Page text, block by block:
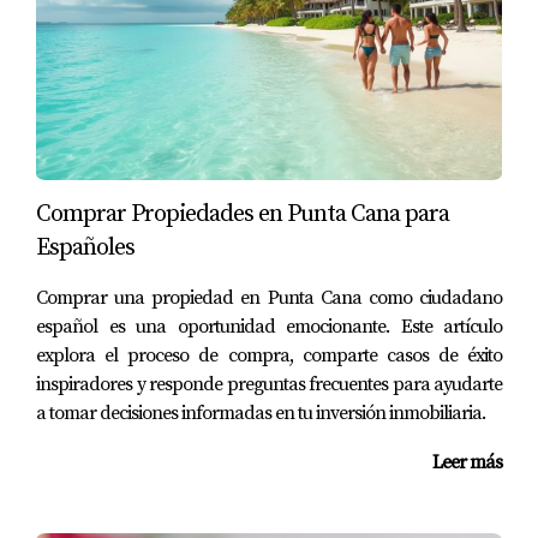
30 años.
Consecuencias del incumplimiento: Infórmate
sobre lo que podría suceder si no puedes cumplir
con los pagos.
Un consejo práctico es comparar diferentes ofertas
hipotecarias para asegurarte de obtener las mejores
condiciones posibles.
Contrato de Arrendamiento
Si planeas alquilar la propiedad antes de comprarla o si
estás adquiriendo un inmueble destinado al alquiler,
necesitarás un contrato de arrendamiento. Este
documento regula la relación entre el propietario y el
Comprar Propiedades en Punta Cana para
Españoles
Comprar una propiedad en Punta Cana como ciudadano
español es una oportunidad emocionante. Este artículo
explora el proceso de compra, comparte casos de éxito
inspiradores y responde preguntas frecuentes para ayudarte
a tomar decisiones informadas en tu inversión inmobiliaria.
Leer más